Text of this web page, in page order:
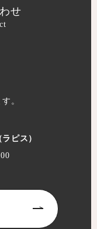
せ
。
ピス）